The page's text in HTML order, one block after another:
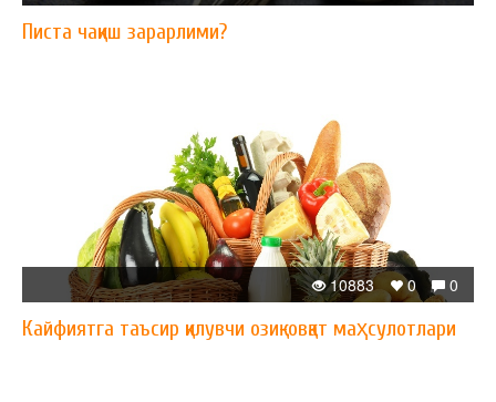
Писта чақиш зарарлими?
0
0
10883
Кайфиятга таъсир қилувчи озиқ-овқат маҳсулотлари